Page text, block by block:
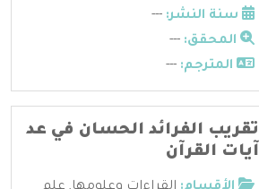
سنة النشر: ---
المحقق: ---
المترجم: ---
تقريب الفرائد الحسان في عد
آيات القرآن